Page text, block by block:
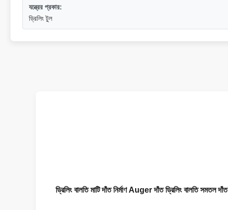
যন্ত্রের প্রকার:
ড্রিলিং টুল
ড্রিলিং বালতি মাটি দাঁত নির্মাণ Auger দাঁত ড্রিলিং বালতি সমতল দাঁত